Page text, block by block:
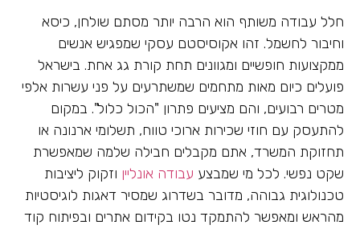
חלל עבודה משותף הוא הרבה יותר מסתם שולחן, כיסא
וחיבור לחשמל. זהו אקוסיסטם עסקי שמפגיש אנשים
ממקצועות חופשיים ומגוונים תחת קורת גג אחת. בישראל
פועלים כיום מאות מתחמים שמשתרעים על פני עשרות אלפי
מטרים רבועים, והם מציעים פתרון "הכול כלול". במקום
להתעסק עם חוזי שכירות ארוכי טווח, תשלומי ארנונה או
תחזוקת המשרד, אתם מקבלים חבילה שלמה שמאפשרת
שקט נפשי. לכל מי שמבצע עבודה אונליין וזקוק ליציבות
טכנולוגית גבוהה, מדובר בשדרוג שמסיר דאגות לוגיסטיות
מהראש ומאפשר להתמקד נטו בקידום אתרים ובפיתוח קוד